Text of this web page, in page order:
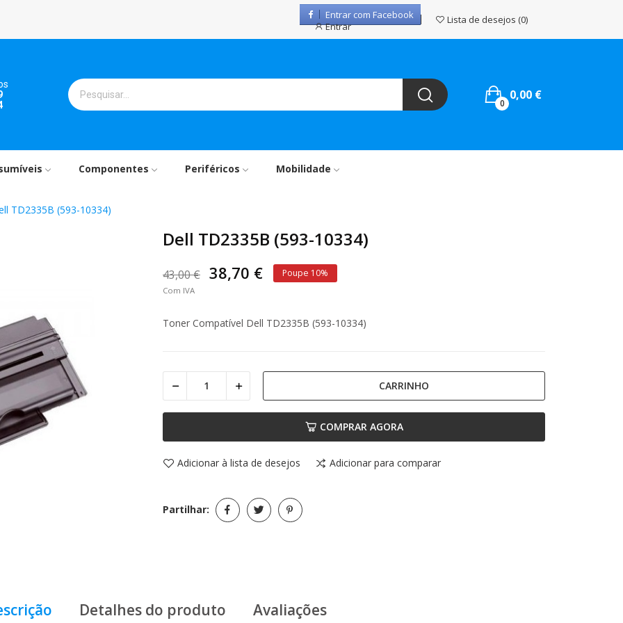
Entrar com Facebook
Entrar
Lista de desejos 0
0,00 €
0
Componentes Periféricos Mobilidade
TD2335B (593-10334)
Dell TD2335B (593-10334)
43,00 € 38,70 € Poupe 10%
Com IVA
Toner Compatível Dell TD2335B (593-10334)
CARRINHO
COMPRAR AGORA
Adicionar à lista de desejos Adicionar para comparar
Partilhar:
Detalhes do produto Avaliações